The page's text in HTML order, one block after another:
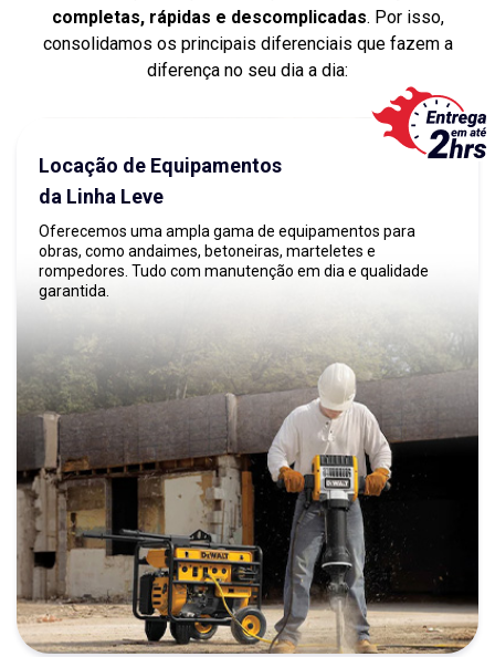
completas, rápidas e descomplicadas. Por isso,
consolidamos os principais diferenciais que fazem a
diferença no seu dia a dia:
Locação de Equipamentos
da Linha Leve
Oferecemos uma ampla gama de equipamentos para
obras, como andaimes, betoneiras, marteletes e
rompedores. Tudo com manutenção em dia e qualidade
garantida.